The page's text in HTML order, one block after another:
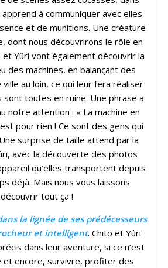
à communiquer avec elles
et de munitions. Une créature
dont nous découvrirons le rôle en
Yûri vont également découvrir la
des machines, en balançant des
ville au loin, ce qui leur fera réaliser
sont toutes en ruine. Une phrase a
notre attention : « La machine en
pour rien ! Ce sont des gens qui
surprise de taille attend par la
avec la découverte des photos
qu’elles transportent depuis
déjà. Mais nous vous laissons
découvrir tout ça !
la lignée de ses prédécesseurs
et intelligent. Chito et Yûri
dans leur aventure, si ce n’est
et encore, survivre, profiter des